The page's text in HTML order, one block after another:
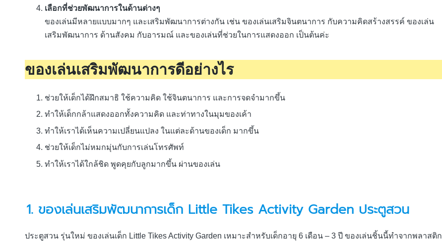
เลือกที่ช่วยพัฒนาการในด้านต่างๆ
ของเล่นมีหลายแบบมากๆ และเสริมพัฒนาการต่างกัน เช่น ของเล่นเสริมจินตนาการ กับความคิดสร้างสรรค์ ของเล่น
เสริมพัฒนาการ ด้านสังคม กับอารมณ์ และของเล่นที่ช่วยในการแสดงออก เป็นต้นค่ะ
ของเล่นเสริมพัฒนาการดีอย่างไร
ช่วยให้เด็กได้ฝึกสมาธิ ใช้ความคิด ใช้จินตนาการ และการจดจำมากขึ้น
ทำให้เด็กกล้าแสดงออกทั้งความคิด และท่าทางในมุมของเค้า
ทำให้เราได้เห็นความเปลี่ยนแปลง ในแต่ละด้านของเด็ก มากขึ้น
ช่วยให้เด็กไม่หมกมุ่นกับการเล่นโทรศัพท์
ทำให้เราได้ใกล้ชิด พูดคุยกับลูกมากขึ้น ผ่านของเล่น
1. ของเล่นเสริมพัฒนาการเด็ก Little Tikes Activity Garden ประตูสวน
ประตูสวน รุ่นใหม่ ของเล่นเด็ก Little Tikes Activity Garden เหมาะสำหรับเด็กอายุ 6 เดือน – 3 ปี ของเล่นชิ้นนี้ทำจากพลาสติก